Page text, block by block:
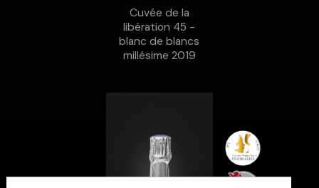
Cuvée de la
libération 45 -
blanc de blancs
millésime 2019